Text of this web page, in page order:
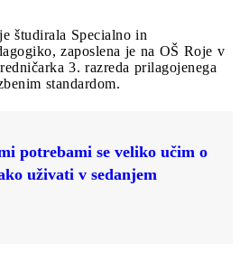
je študirala Specialno in
zaposlena je na OŠ Roje v
3. razreda prilagojenega
standardom.
potrebami se veliko učim o
uživati v sedanjem